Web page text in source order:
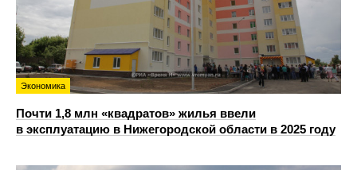
Экономика
Почти 1,8 млн «квадратов» жилья ввели
в эксплуатацию в Нижегородской области в 2025 году